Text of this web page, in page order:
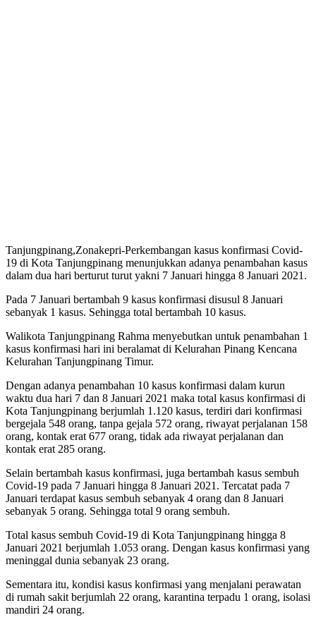
Tanjungpinang,Zonakepri-Perkembangan kasus konfirmasi Covid-
19 di Kota Tanjungpinang menunjukkan adanya penambahan kasus
dalam dua hari berturut turut yakni 7 Januari hingga 8 Januari 2021.
Pada 7 Januari bertambah 9 kasus konfirmasi disusul 8 Januari
sebanyak 1 kasus. Sehingga total bertambah 10 kasus.
Walikota Tanjungpinang Rahma menyebutkan untuk penambahan 1
kasus konfirmasi hari ini beralamat di Kelurahan Pinang Kencana
Kelurahan Tanjungpinang Timur.
Dengan adanya penambahan 10 kasus konfirmasi dalam kurun
waktu dua hari 7 dan 8 Januari 2021 maka total kasus konfirmasi di
Kota Tanjungpinang berjumlah 1.120 kasus, terdiri dari konfirmasi
bergejala 548 orang, tanpa gejala 572 orang, riwayat perjalanan 158
orang, kontak erat 677 orang, tidak ada riwayat perjalanan dan
kontak erat 285 orang.
Selain bertambah kasus konfirmasi, juga bertambah kasus sembuh
Covid-19 pada 7 Januari hingga 8 Januari 2021. Tercatat pada 7
Januari terdapat kasus sembuh sebanyak 4 orang dan 8 Januari
sebanyak 5 orang. Sehingga total 9 orang sembuh.
Total kasus sembuh Covid-19 di Kota Tanjungpinang hingga 8
Januari 2021 berjumlah 1.053 orang. Dengan kasus konfirmasi yang
meninggal dunia sebanyak 23 orang.
Sementara itu, kondisi kasus konfirmasi yang menjalani perawatan
di rumah sakit berjumlah 22 orang, karantina terpadu 1 orang, isolasi
mandiri 24 orang.